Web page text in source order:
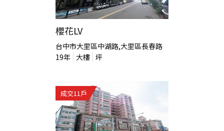
櫻花LV
台中市大里區中湖路,大里區長春路
19年 大樓 坪
成交11戶